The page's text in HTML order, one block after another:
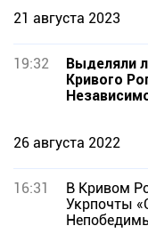
21 августа 2023
19:32
Выделяли
Кривого
26 августа 2022
16:31
В Кривом
Укрпочты